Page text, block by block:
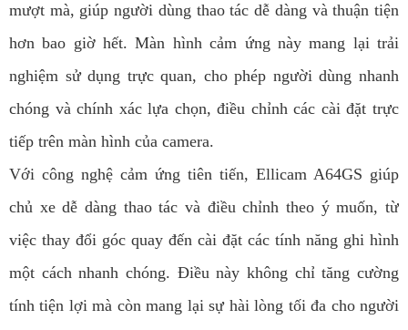
mượt mà, giúp người dùng thao tác dễ dàng và thuận tiện
hơn bao giờ hết. Màn hình cảm ứng này mang lại trải
nghiệm sử dụng trực quan, cho phép người dùng nhanh
chóng và chính xác lựa chọn, điều chỉnh các cài đặt trực
tiếp trên màn hình của camera.
Với công nghệ cảm ứng tiên tiến, Ellicam A64GS giúp
chủ xe dễ dàng thao tác và điều chỉnh theo ý muốn, từ
việc thay đổi góc quay đến cài đặt các tính năng ghi hình
một cách nhanh chóng. Điều này không chỉ tăng cường
tính tiện lợi mà còn mang lại sự hài lòng tối đa cho người